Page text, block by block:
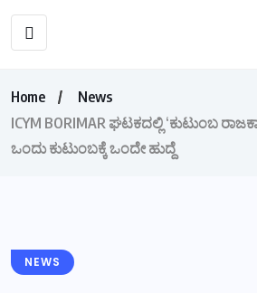
Home
News
ICYM BORIMAR ಘಟಕದಲ್ಲಿ ‘ಕುಟುಂಬ
ಒಂದು ಕುಟುಂಬಕ್ಕೆ ಒಂದೇ ಹುದ್ದೆ
NEWS